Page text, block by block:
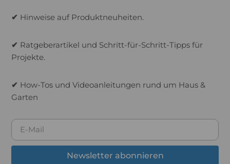
✔ Hinweise auf Produktneuheiten.
✔ Ratgeberartikel und Schritt-für-Schritt-Tipps für
Projekte.
✔ How-Tos und Videoanleitungen rund um Haus &
Garten
Newsletter abonnieren